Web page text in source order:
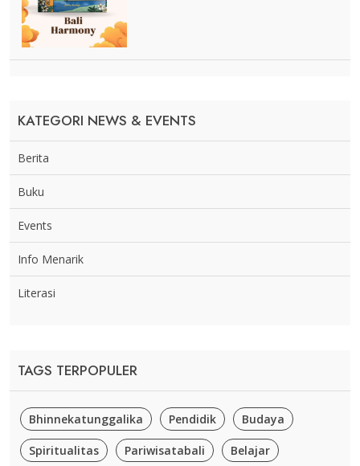
KATEGORI NEWS & EVENTS
Berita
Buku
Events
Info Menarik
Literasi
TAGS TERPOPULER
Bhinnekatunggalika Pendidik Budaya
Spiritualitas Pariwisatabali Belajar